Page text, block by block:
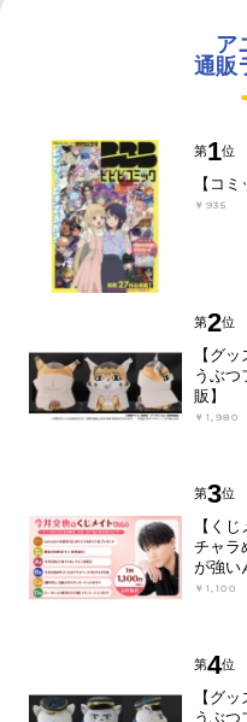
ア
通販
第1位
【コ
￥935
第2位
【グ
うぶつ
販】
￥1,980
第3位
【く
チャラ
が強い
￥1,100
第4位
【グ
うぶつ